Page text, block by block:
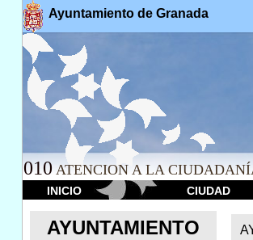
Ayuntamiento de Granada
010 ATENCION A LA
INICIO CIUDAD
AYUNTAMIENTO